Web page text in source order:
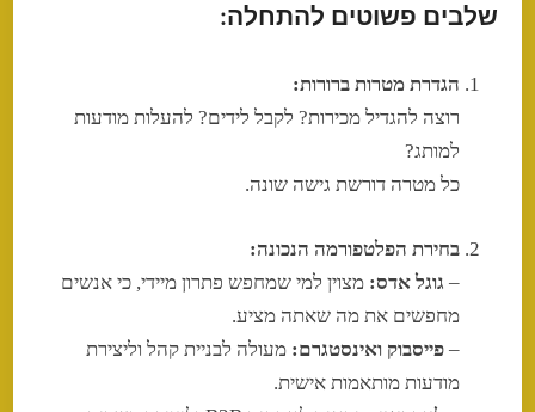
שלבים פשוטים להתחלה:
הגדרת מטרות ברורות:
רוצה להגדיל מכירות? לקבל לידים? להעלות מודעות
למותג?
כל מטרה דורשת גישה שונה.
בחירת הפלטפורמה הנכונה:
– גוגל אדס: מצוין למי שמחפש פתרון מיידי, כי אנשים
מחפשים את מה שאתה מציע.
–פייסבוק ואינסטגרם: מעולה לבניית קהל וליצירת
מודעות מותאמות אישית.